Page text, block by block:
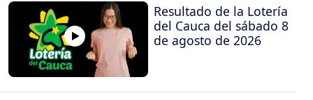
Resultado de la Lotería
del Cauca del sábado 8
de agosto de 2026